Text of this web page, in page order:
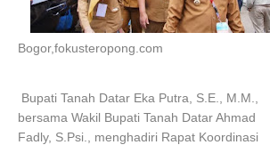
Bogor,fokusteropong.com
Bupati Tanah Datar Eka Putra, S.E., M.M.,
bersama Wakil Bupati Tanah Datar Ahmad
Fadly, S.Psi., menghadiri Rapat Koordinasi